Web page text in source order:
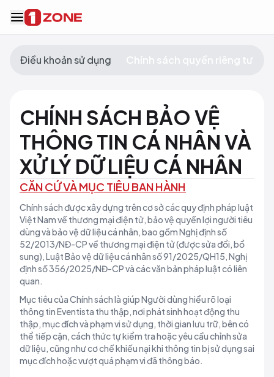
Điều khoản sử dụng Chính sách quyền riêng tư
CHÍNH SÁCH BẢO VỆ
THÔNG TIN CÁ NHÂN VÀ
XỬ LÝ DỮ LIỆU CÁ NHÂN
CĂN CỨ VÀ MỤC TIÊU BAN HÀNH
Chính sách được xây dựng trên cơ sở các quy định pháp luật
Việt Nam về thương mại điện tử, bảo vệ quyền lợi người tiêu
dùng và bảo vệ dữ liệu cá nhân, bao gồm Nghị định số
52/2013/NĐ-CP về thương mại điện tử (được sửa đổi, bổ
sung), Luật Bảo vệ dữ liệu cá nhân số 91/2025/QH15, Nghị
định số 356/2025/NĐ-CP và các văn bản pháp luật có liên
quan.
Mục tiêu của Chính sách là giúp Người dùng hiểu rõ loại
thông tin Eventista thu thập, nơi phát sinh hoạt động thu
thập, mục đích và phạm vi sử dụng, thời gian lưu trữ, bên có
thể tiếp cận, cách thức tự kiểm tra hoặc yêu cầu chỉnh sửa
dữ liệu, cũng như cơ chế khiếu nại khi thông tin bị sử dụng sai
mục đích hoặc vượt quá phạm vi đã thông báo.